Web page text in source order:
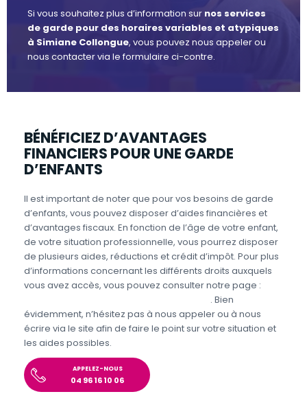
Si vous souhaitez plus d’information sur nos services
de garde pour des horaires variables et atypiques
à Simiane Collongue, vous pouvez nous appeler ou
nous contacter via le formulaire ci-contre.
BÉNÉFICIEZ D’AVANTAGES
FINANCIERS POUR UNE GARDE
D’ENFANTS
Il est important de noter que pour vos besoins de garde
d’enfants, vous pouvez disposer d’aides financières et
d’avantages fiscaux. En fonction de l’âge de votre enfant,
de votre situation professionnelle, vous pourrez disposer
de plusieurs aides, réductions et crédit d’impôt. Pour plus
d’informations concernant les différents droits auxquels
vous avez accès, vous pouvez consulter notre page :
. Bien
évidemment, n’hésitez pas à nous appeler ou à nous
écrire via le site afin de faire le point sur votre situation et
les aides possibles.
APPELEZ-NOUS
04 96 16 10 06